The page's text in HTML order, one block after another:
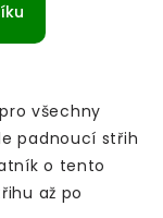
všechny
padnoucí střih
o tento
až po